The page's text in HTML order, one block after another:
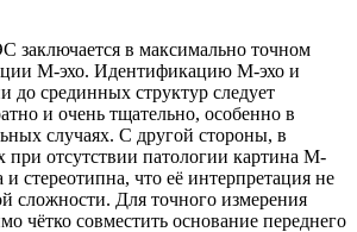
заключается в максимально точном
М-эхо. Идентификацию М-эхо и
до срединных структур следует
и очень тщательно, особенно в
случаях. С другой стороны, в
при отсутствии патологии картина М-
и стереотипна, что её интерпретация не
сложности. Для точного измерения
чётко совместить основание переднего